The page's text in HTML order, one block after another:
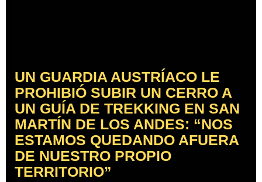
UN GUARDIA AUSTRÍACO LE
PROHIBIÓ SUBIR UN CERRO A
UN GUÍA DE TREKKING EN SAN
MARTÍN DE LOS ANDES: “NOS
ESTAMOS QUEDANDO AFUERA
DE NUESTRO PROPIO
TERRITORIO”